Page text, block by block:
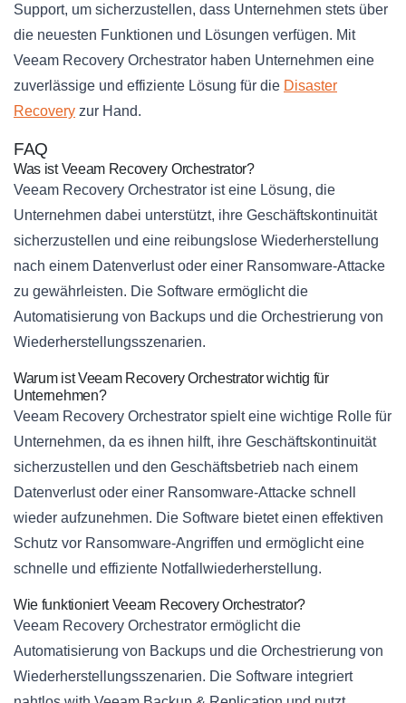
Support, um sicherzustellen, dass Unternehmen stets über
die neuesten Funktionen und Lösungen verfügen. Mit
Veeam Recovery Orchestrator haben Unternehmen eine
zuverlässige und effiziente Lösung für die Disaster
Recovery zur Hand.
FAQ
Was ist Veeam Recovery Orchestrator?
Veeam Recovery Orchestrator ist eine Lösung, die
Unternehmen dabei unterstützt, ihre Geschäftskontinuität
sicherzustellen und eine reibungslose Wiederherstellung
nach einem Datenverlust oder einer Ransomware-Attacke
zu gewährleisten. Die Software ermöglicht die
Automatisierung von Backups und die Orchestrierung von
Wiederherstellungsszenarien.
Warum ist Veeam Recovery Orchestrator wichtig für
Unternehmen?
Veeam Recovery Orchestrator spielt eine wichtige Rolle für
Unternehmen, da es ihnen hilft, ihre Geschäftskontinuität
sicherzustellen und den Geschäftsbetrieb nach einem
Datenverlust oder einer Ransomware-Attacke schnell
wieder aufzunehmen. Die Software bietet einen effektiven
Schutz vor Ransomware-Angriffen und ermöglicht eine
schnelle und effiziente Notfallwiederherstellung.
Wie funktioniert Veeam Recovery Orchestrator?
Veeam Recovery Orchestrator ermöglicht die
Automatisierung von Backups und die Orchestrierung von
Wiederherstellungsszenarien. Die Software integriert